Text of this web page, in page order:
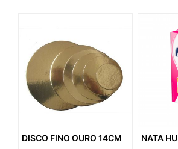
DISCO FINO OURO 14CM NATA